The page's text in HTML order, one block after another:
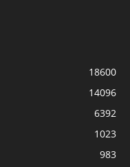
18600
14096
6392
1023
983